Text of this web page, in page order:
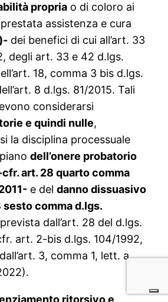
propria o di coloro ai
assistenza e cura
dei benefici di cui all’art. 33
degli art. 33 e 42 d.lgs.
18, comma 3 bis d.lgs.
8 d.lgs. 81/2015. Tali
considerarsi
e quindi nulle,
la disciplina processuale
dell’onere probatorio
art. 28 quarto comma
e deldanno dissuasivo
sesto comma d.lgs.
dall’art. 28 del d.lgs.
art. 2-bis d.lgs. 104/1992,
3, comma 1, lett. a
ritorsivo e